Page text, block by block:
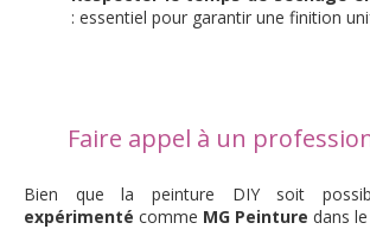
: essentiel pour garantir une finition
Faire appel à un
Bien que la peinture DIY soit
expérimenté comme MG Peinture dans